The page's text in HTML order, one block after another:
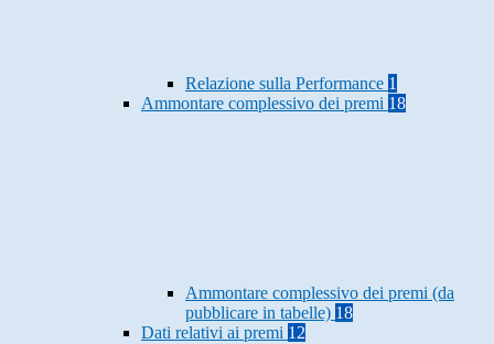
Relazione sulla Performance 1
Ammontare complessivo dei premi 18
Ammontare complessivo dei premi (da
pubblicare in tabelle) 18
Dati relativi ai premi 12